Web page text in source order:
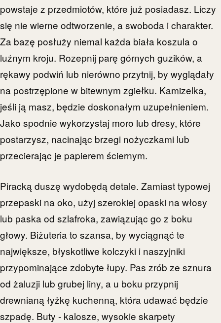
powstaje z przedmiotów, które już posiadasz. Liczy
się nie wierne odtworzenie, a swoboda i charakter.
Za bazę posłuży niemal każda biała koszula o
luźnym kroju. Rozepnij parę górnych guzików, a
rękawy podwiń lub nierówno przytnij, by wyglądały
na postrzępione w bitewnym zgiełku. Kamizelka,
jeśli ją masz, będzie doskonałym uzupełnieniem.
Jako spodnie wykorzystaj moro lub dresy, które
postarzysz, nacinając brzegi nożyczkami lub
przecierając je papierem ściernym.
Piracką duszę wydobędą detale. Zamiast typowej
przepaski na oko, użyj szerokiej opaski na włosy
lub paska od szlafroka, zawiązując go z boku
głowy. Biżuteria to szansa, by wyciągnąć te
największe, błyskotliwe kolczyki i naszyjniki
przypominające zdobyte łupy. Pas zrób ze sznura
od żaluzji lub grubej liny, a u boku przypnij
drewnianą łyżkę kuchenną, która udawać będzie
szpadę. Buty - kalosze, wysokie skarpety